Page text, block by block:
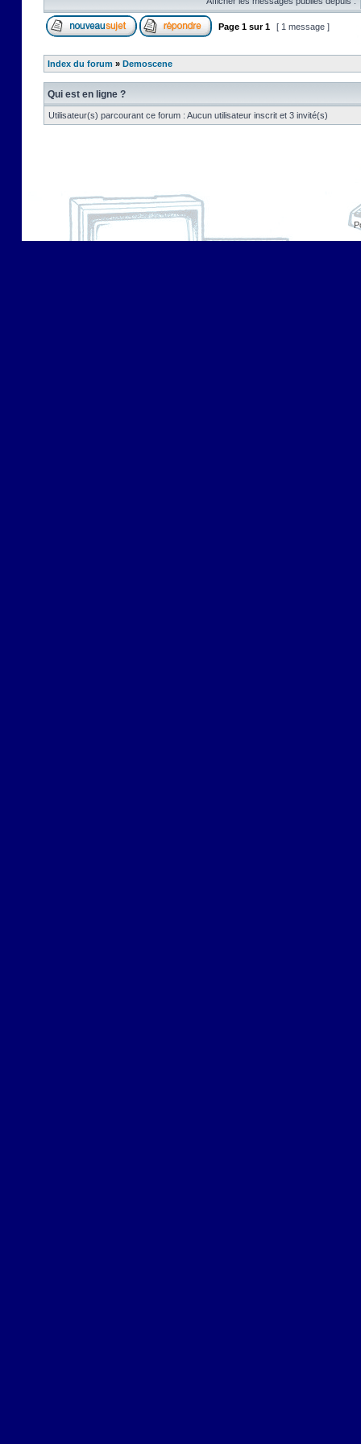
Page 1 sur1 [ 1 message ]
Index du forum » Demoscene
Qui est en ligne ?
Utilisateur(s) parcourant ce forum : Aucun utilisateur inscrit et 3 invité(s)